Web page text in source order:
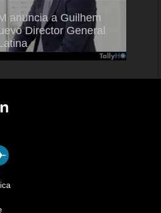
anuncia a Guilhem
Director General